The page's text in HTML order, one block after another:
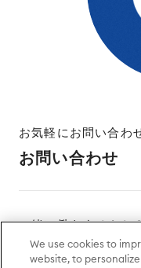
お気軽にお問い合わ
お問い合わせ
一緒に働きませんか
採用情報
We use cookies to
website, to